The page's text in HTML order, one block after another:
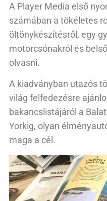
A Player Media első
számában a tökéletes
öltönykészítésről, egy
motorcsónakról és
olvasni.
A kiadványban utazós
világ felfedezésre
bakancslistájáról a
Yorkig, olyan
maga a cél.